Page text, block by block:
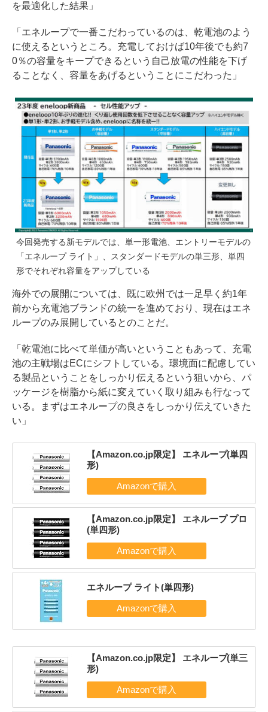
を最適化した結果」
「エネループで一番こだわっているのは、乾電池のよう
に使えるというところ。充電しておけば10年後でも約7
0％の容量をキープできるという自己放電の性能を下げ
ることなく、容量をあげるということにこだわった」
今回発売する新モデルでは、単一形電池、エントリーモデルの
「エネループ ライト」、スタンダードモデルの単三形、単四
形でそれぞれ容量をアップしている
海外での展開については、既に欧州では一足早く約1年
前から充電池ブランドの統一を進めており、現在はエネ
ループのみ展開しているとのことだ。
「乾電池に比べて単価が高いということもあって、充電
池の主戦場はECにシフトしている。環境面に配慮してい
る製品ということをしっかり伝えるという狙いから、パ
ッケージを樹脂から紙に変えていく取り組みも行なって
いる。まずはエネループの良さをしっかり伝えていきた
い」
【Amazon.co.jp限定】 エネループ(単四
形)
【Amazon.co.jp限定】 エネループ プロ
(単四形)
エネループ ライト(単四形)
【Amazon.co.jp限定】 エネループ(単三
形)